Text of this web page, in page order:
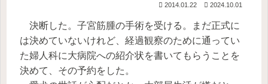
2014.01.22 2024.10.01
決断した。子宮筋腫の手術を受ける。まだ正式に
は決めていないけれど、経過観察のために通ってい
た婦人科に大病院への紹介状を書いてもらうことを
決めて、その予約をした。